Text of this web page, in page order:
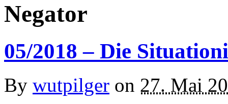
Negator
05/2018 – Die
By wutpilger on 27. Mai